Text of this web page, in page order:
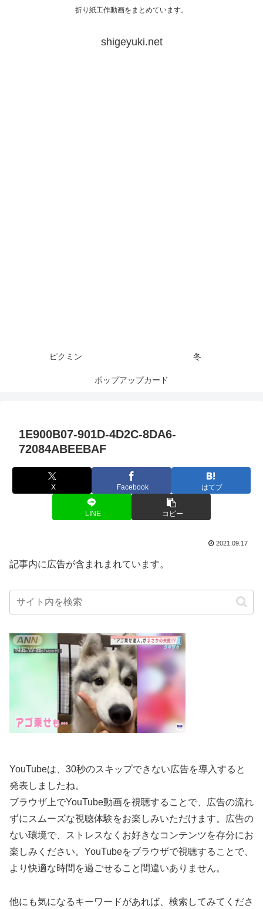
折り紙工作動画をまとめています。
shigeyuki.net
ピクミン 冬
ポップアップカード
1E900B07-901D-4D2C-8DA6-
72084ABEEBAF
X Facebook はてブ
LINE コピー
2021.09.17
記事内に広告が含まれまれています。
YouTubeは、30秒のスキップできない広告を導入すると
発表しましたね。
ブラウザ上でYouTube動画を視聴することで、広告の流れ
ずにスムーズな視聴体験をお楽しみいただけます。広告の
ない環境で、ストレスなくお好きなコンテンツを存分にお
楽しみください。YouTubeをブラウザで視聴することで、
より快適な時間を過ごせること間違いありません。
他にも気になるキーワードがあれば、検索してみてくださ